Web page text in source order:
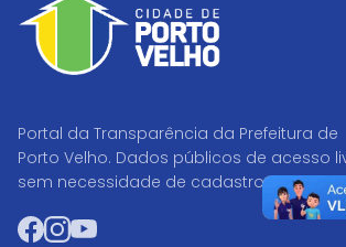
Portal da Transparência da Prefeitura de
Porto Velho. Dados públicos de acesso
sem necessidade de cadastro.
Facebook
Instagram
YouTube